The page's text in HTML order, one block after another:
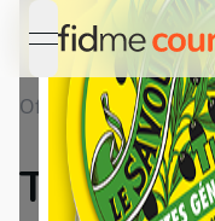
open navigation
Offres Détail
Thon Le